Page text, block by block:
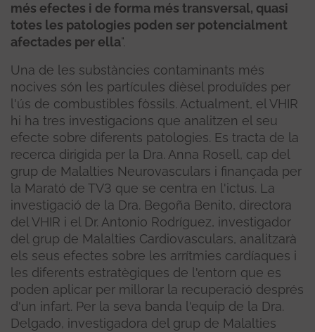
més efectes i de forma més transversal, quasi
totes les patologies poden ser potencialment
afectades per ella".
Una de les substàncies contaminants més
nocives són les partícules dièsel produïdes per
l'ús de combustibles fòssils. Actualment, el VHIR
hi ha tres investigacions que analitzen el seu
efecte sobre diferents patologies. Es tracta de la
recerca dirigida per la Dra. Anna Rosell, cap del
grup de Malalties Neurovasculars i finançada per
la Marató de TV3 que se centra en l'ictus. La
investigació de la Dra. Begoña Benito, directora
del VHIR i el Dr. Antonio Rodríguez, investigador
del grup de Malalties Cardiovasculars, analitzarà
els seus efectes sobre les arrítmies cardíaques i
les diferents estratègiques de l'entorn que es
poden aplicar per millorar la recuperació després
d'un infart. Per la seva banda l'equip de la Dra.
Delgado, investigadora del grup de Malalties